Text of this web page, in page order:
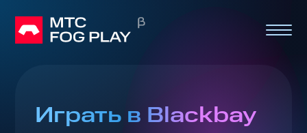
Играть в Blackbay